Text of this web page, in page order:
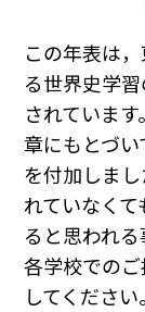
この年表は
る世界史学
されていま
章にもとづ
を付加しま
れていなく
ると思われ
各学校での
してください。